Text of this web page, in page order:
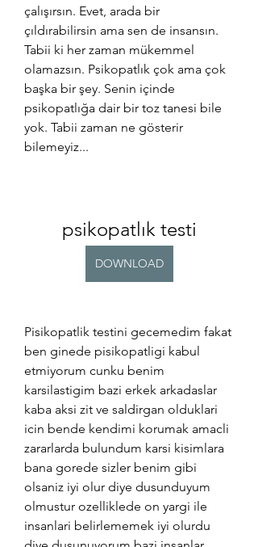
çalışırsın. Evet, arada bir
çıldırabilirsin ama sen de insansın.
Tabii ki her zaman mükemmel
olamazsın. Psikopatlık çok ama çok
başka bir şey. Senin içinde
psikopatlığa dair bir toz tanesi bile
yok. Tabii zaman ne gösterir
bilemeyiz...
psikopatlık testi
DOWNLOAD
Pisikopatlik testini gecemedim fakat
ben ginede pisikopatligi kabul
etmiyorum cunku benim
karsilastigim bazi erkek arkadaslar
kaba aksi zit ve saldirgan olduklari
icin bende kendimi korumak amacli
zararlarda bulundum karsi kisimlara
bana gorede sizler benim gibi
olsaniz iyi olur diye dusunduyum
olmustur ozelliklede on yargi ile
insanlari belirlememek iyi olurdu